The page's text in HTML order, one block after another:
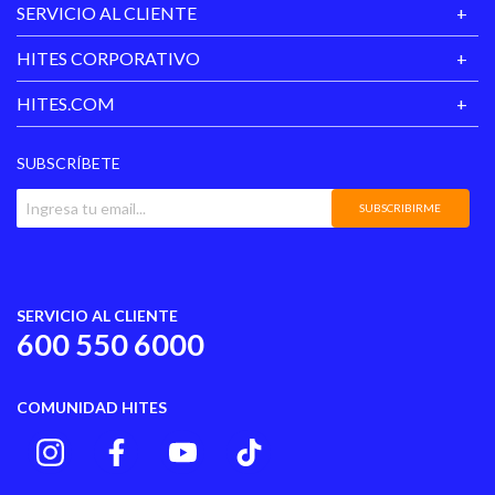
Garantía:6 meses
SERVICIO AL CLIENTE
HITES CORPORATIVO
HITES.COM
SUBSCRÍBETE
SUBSCRIBIRME
SERVICIO AL CLIENTE
600 550 6000
COMUNIDAD HITES